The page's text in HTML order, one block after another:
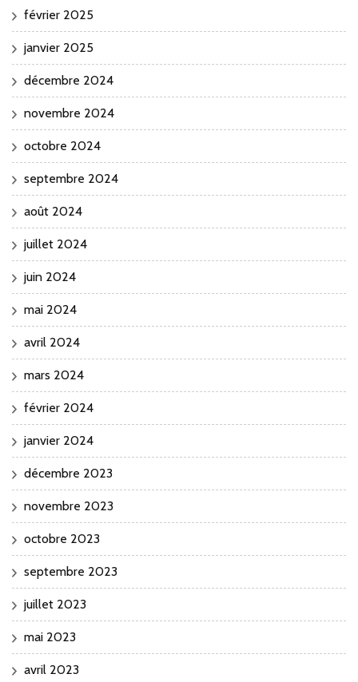
février 2025
janvier 2025
décembre 2024
novembre 2024
octobre 2024
septembre 2024
août 2024
juillet 2024
juin 2024
mai 2024
avril 2024
mars 2024
février 2024
janvier 2024
décembre 2023
novembre 2023
octobre 2023
septembre 2023
juillet 2023
mai 2023
avril 2023